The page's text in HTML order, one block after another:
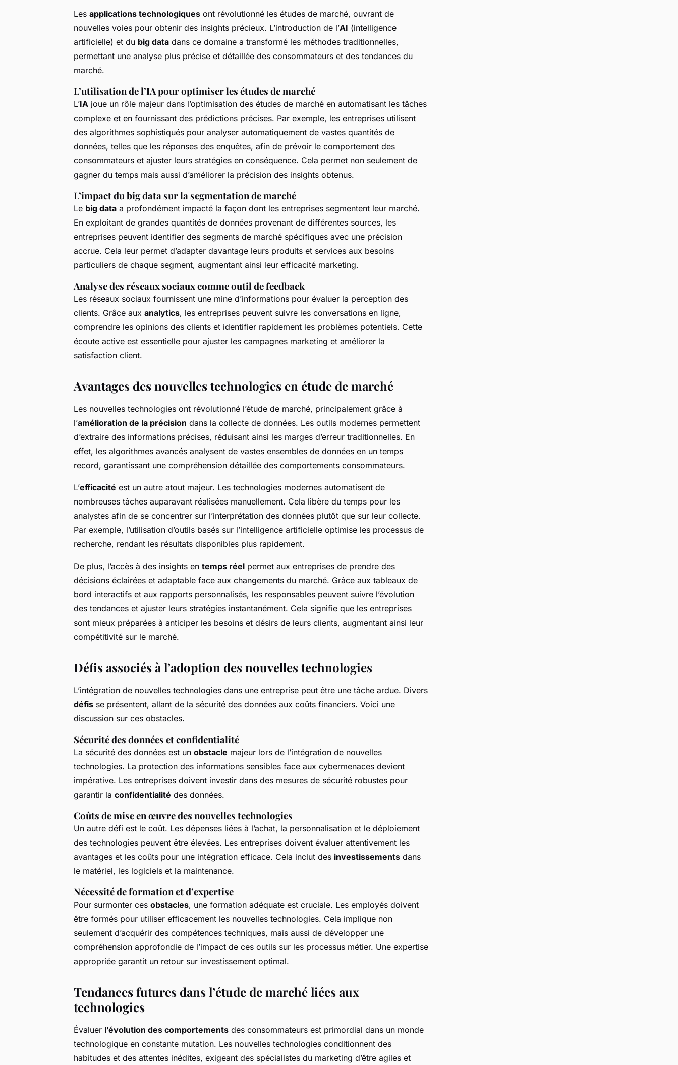
Les applications technologiques ont révolutionné les études de marché, ouvrant de
nouvelles voies pour obtenir des insights précieux. L’introduction de l’AI (intelligence
artificielle) et du big data dans ce domaine a transformé les méthodes traditionnelles,
permettant une analyse plus précise et détaillée des consommateurs et des tendances du
marché.
L’utilisation de l’IA pour optimiser les études de marché
L’IA joue un rôle majeur dans l’optimisation des études de marché en automatisant les tâches
complexe et en fournissant des prédictions précises. Par exemple, les entreprises utilisent
des algorithmes sophistiqués pour analyser automatiquement de vastes quantités de
données, telles que les réponses des enquêtes, afin de prévoir le comportement des
consommateurs et ajuster leurs stratégies en conséquence. Cela permet non seulement de
gagner du temps mais aussi d’améliorer la précision des insights obtenus.
L’impact du big data sur la segmentation de marché
Le big data a profondément impacté la façon dont les entreprises segmentent leur marché.
En exploitant de grandes quantités de données provenant de différentes sources, les
entreprises peuvent identifier des segments de marché spécifiques avec une précision
accrue. Cela leur permet d’adapter davantage leurs produits et services aux besoins
particuliers de chaque segment, augmentant ainsi leur efficacité marketing.
Analyse des réseaux sociaux comme outil de feedback
Les réseaux sociaux fournissent une mine d’informations pour évaluer la perception des
clients. Grâce aux analytics, les entreprises peuvent suivre les conversations en ligne,
comprendre les opinions des clients et identifier rapidement les problèmes potentiels. Cette
écoute active est essentielle pour ajuster les campagnes marketing et améliorer la
satisfaction client.
Avantages des nouvelles technologies en étude de marché
Les nouvelles technologies ont révolutionné l’étude de marché, principalement grâce à
l’amélioration de la précision dans la collecte de données. Les outils modernes permettent
d’extraire des informations précises, réduisant ainsi les marges d’erreur traditionnelles. En
effet, les algorithmes avancés analysent de vastes ensembles de données en un temps
record, garantissant une compréhension détaillée des comportements consommateurs.
L’efficacité est un autre atout majeur. Les technologies modernes automatisent de
nombreuses tâches auparavant réalisées manuellement. Cela libère du temps pour les
analystes afin de se concentrer sur l’interprétation des données plutôt que sur leur collecte.
Par exemple, l’utilisation d’outils basés sur l’intelligence artificielle optimise les processus de
recherche, rendant les résultats disponibles plus rapidement.
De plus, l’accès à des insights en temps réel permet aux entreprises de prendre des
décisions éclairées et adaptable face aux changements du marché. Grâce aux tableaux de
bord interactifs et aux rapports personnalisés, les responsables peuvent suivre l’évolution
des tendances et ajuster leurs stratégies instantanément. Cela signifie que les entreprises
sont mieux préparées à anticiper les besoins et désirs de leurs clients, augmentant ainsi leur
compétitivité sur le marché.
Défis associés à l’adoption des nouvelles technologies
L’intégration de nouvelles technologies dans une entreprise peut être une tâche ardue. Divers
défis se présentent, allant de la sécurité des données aux coûts financiers. Voici une
discussion sur ces obstacles.
Sécurité des données et confidentialité
La sécurité des données est un obstacle majeur lors de l’intégration de nouvelles
technologies. La protection des informations sensibles face aux cybermenaces devient
impérative. Les entreprises doivent investir dans des mesures de sécurité robustes pour
garantir la confidentialité des données.
Coûts de mise en œuvre des nouvelles technologies
Un autre défi est le coût. Les dépenses liées à l’achat, la personnalisation et le déploiement
des technologies peuvent être élevées. Les entreprises doivent évaluer attentivement les
avantages et les coûts pour une intégration efficace. Cela inclut des investissements dans
le matériel, les logiciels et la maintenance.
Nécessité de formation et d’expertise
Pour surmonter ces obstacles, une formation adéquate est cruciale. Les employés doivent
être formés pour utiliser efficacement les nouvelles technologies. Cela implique non
seulement d’acquérir des compétences techniques, mais aussi de développer une
compréhension approfondie de l’impact de ces outils sur les processus métier. Une expertise
appropriée garantit un retour sur investissement optimal.
Tendances futures dans l’étude de marché liées aux
technologies
Évaluer l’évolution des comportements des consommateurs est primordial dans un monde
technologique en constante mutation. Les nouvelles technologies conditionnent des
habitudes et des attentes inédites, exigeant des spécialistes du marketing d’être agiles et